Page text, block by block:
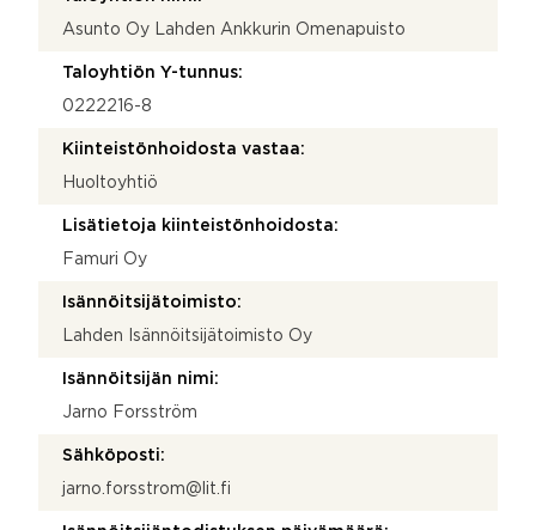
Asunto Oy Lahden Ankkurin Omenapuisto
Taloyhtiön Y-tunnus:
0222216-8
Kiinteistönhoidosta vastaa:
Huoltoyhtiö
Lisätietoja kiinteistönhoidosta:
Famuri Oy
Isännöitsijätoimisto:
Lahden Isännöitsijätoimisto Oy
Isännöitsijän nimi:
Jarno Forsström
Sähköposti:
jarno.forsstrom@lit.fi